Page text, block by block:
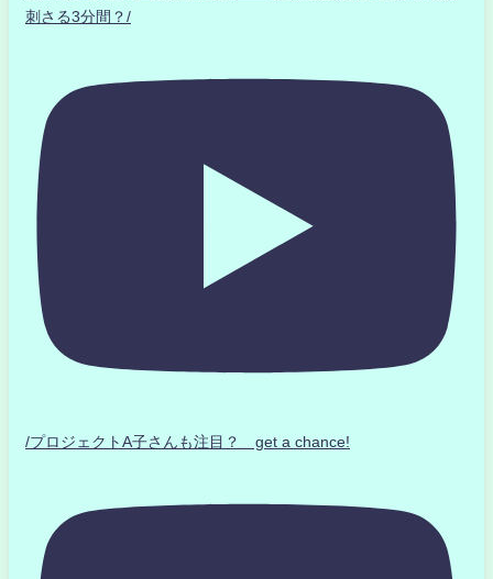
刺さる3分間？/
/プロジェクトA子さんも注目？ get a chance!